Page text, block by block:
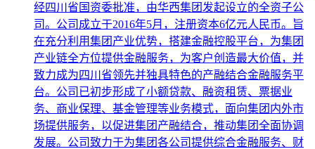
经四川省国资委批准，由华西集团发起设立的全资子公
司。公司成立于2016年5月，注册资本6亿元人民币。旨
在充分利用集团产业优势，搭建金融控股平台，为集团
产业链全方位提供金融服务，为客户创造最大价值，并
致力成为四川省领先并独具特色的产融结合金融服务平
台。公司已初步形成了小额贷款、融资租赁、票据业
务、商业保理、基金管理等业务模式，面向集团内外市
场提供服务，以促进集团产融结合，推动集团全面协调
发展。公司致力于为集团各公司提供综合金融服务、财